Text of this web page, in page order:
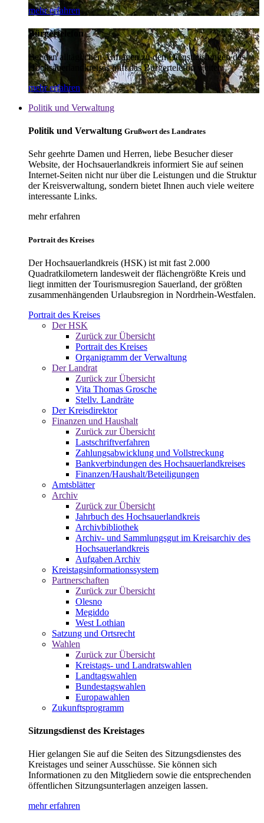
mehr erfahren
Bürgertelefon
Bei den alltäglichen Anfragen zu den Dienstleistungen des
Hochsauerlandkreises hilft das Bürgertelefon weiter.
mehr erfahren
Politik und Verwaltung
Politik und Verwaltung Grußwort des Landrates
Sehr geehrte Damen und Herren, liebe Besucher dieser
Website, der Hochsauerlandkreis informiert Sie auf seinen
Internet-Seiten nicht nur über die Leistungen und die Struktur
der Kreisverwaltung, sondern bietet Ihnen auch viele weitere
interessante Links.
mehr erfahren
Portrait des Kreises
Der Hochsauerlandkreis (HSK) ist mit fast 2.000
Quadratkilometern landesweit der flächengrößte Kreis und
liegt inmitten der Tourismusregion Sauerland, der größten
zusammenhängenden Urlaubsregion in Nordrhein-Westfalen.
Portrait des Kreises
Der HSK
Zurück zur Übersicht
Portrait des Kreises
Organigramm der Verwaltung
Der Landrat
Zurück zur Übersicht
Vita Thomas Grosche
Stellv. Landräte
Der Kreisdirektor
Finanzen und Haushalt
Zurück zur Übersicht
Lastschriftverfahren
Zahlungsabwicklung und Vollstreckung
Bankverbindungen des Hochsauerlandkreises
Finanzen/Haushalt/Beteiligungen
Amtsblätter
Archiv
Zurück zur Übersicht
Jahrbuch des Hochsauerlandkreis
Archivbibliothek
Archiv- und Sammlungsgut im Kreisarchiv des
Hochsauerlandkreis
Aufgaben Archiv
Kreistagsinformationssystem
Partnerschaften
Zurück zur Übersicht
Olesno
Megiddo
West Lothian
Satzung und Ortsrecht
Wahlen
Zurück zur Übersicht
Kreistags- und Landratswahlen
Landtagswahlen
Bundestagswahlen
Europawahlen
Zukunftsprogramm
Sitzungsdienst des Kreistages
Hier gelangen Sie auf die Seiten des Sitzungsdienstes des
Kreistages und seiner Ausschüsse. Sie können sich
Informationen zu den Mitgliedern sowie die entsprechenden
öffentlichen Sitzungsunterlagen anzeigen lassen.
mehr erfahren